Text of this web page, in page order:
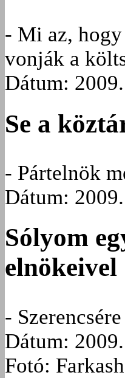
- Mi az,
vonják a
Dátum:
Se a
- Pártelnök
Dátum:
Sólyom
elnökeivel
-
Dátum:
Fotó: